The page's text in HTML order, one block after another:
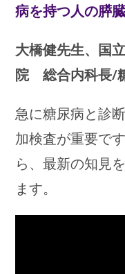
病を持つ人の膵臓
大橋健先生、国
院 総合内科長/
急に糖尿病と診
加検査が重要で
ら、最新の知見
ます。